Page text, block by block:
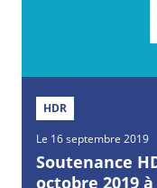
HDR
Le 16 septembre 2019
Soutenance
octobre 2019 à